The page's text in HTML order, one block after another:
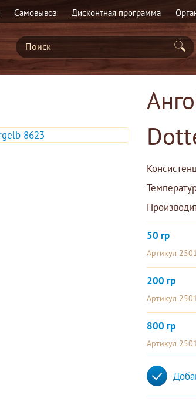
Самовывоз Дисконтная программа
50 гр
Артикул
200 гр
Артикул
800 гр
Артикул